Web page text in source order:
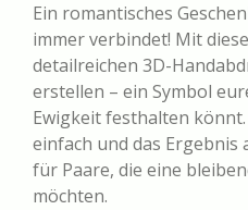
Ein romantisches
immer verbindet! Mit
detailreichen 3D-
erstellen – ein Symbol
Ewigkeit festhalten
einfach und das
für Paare, die eine
möchten.